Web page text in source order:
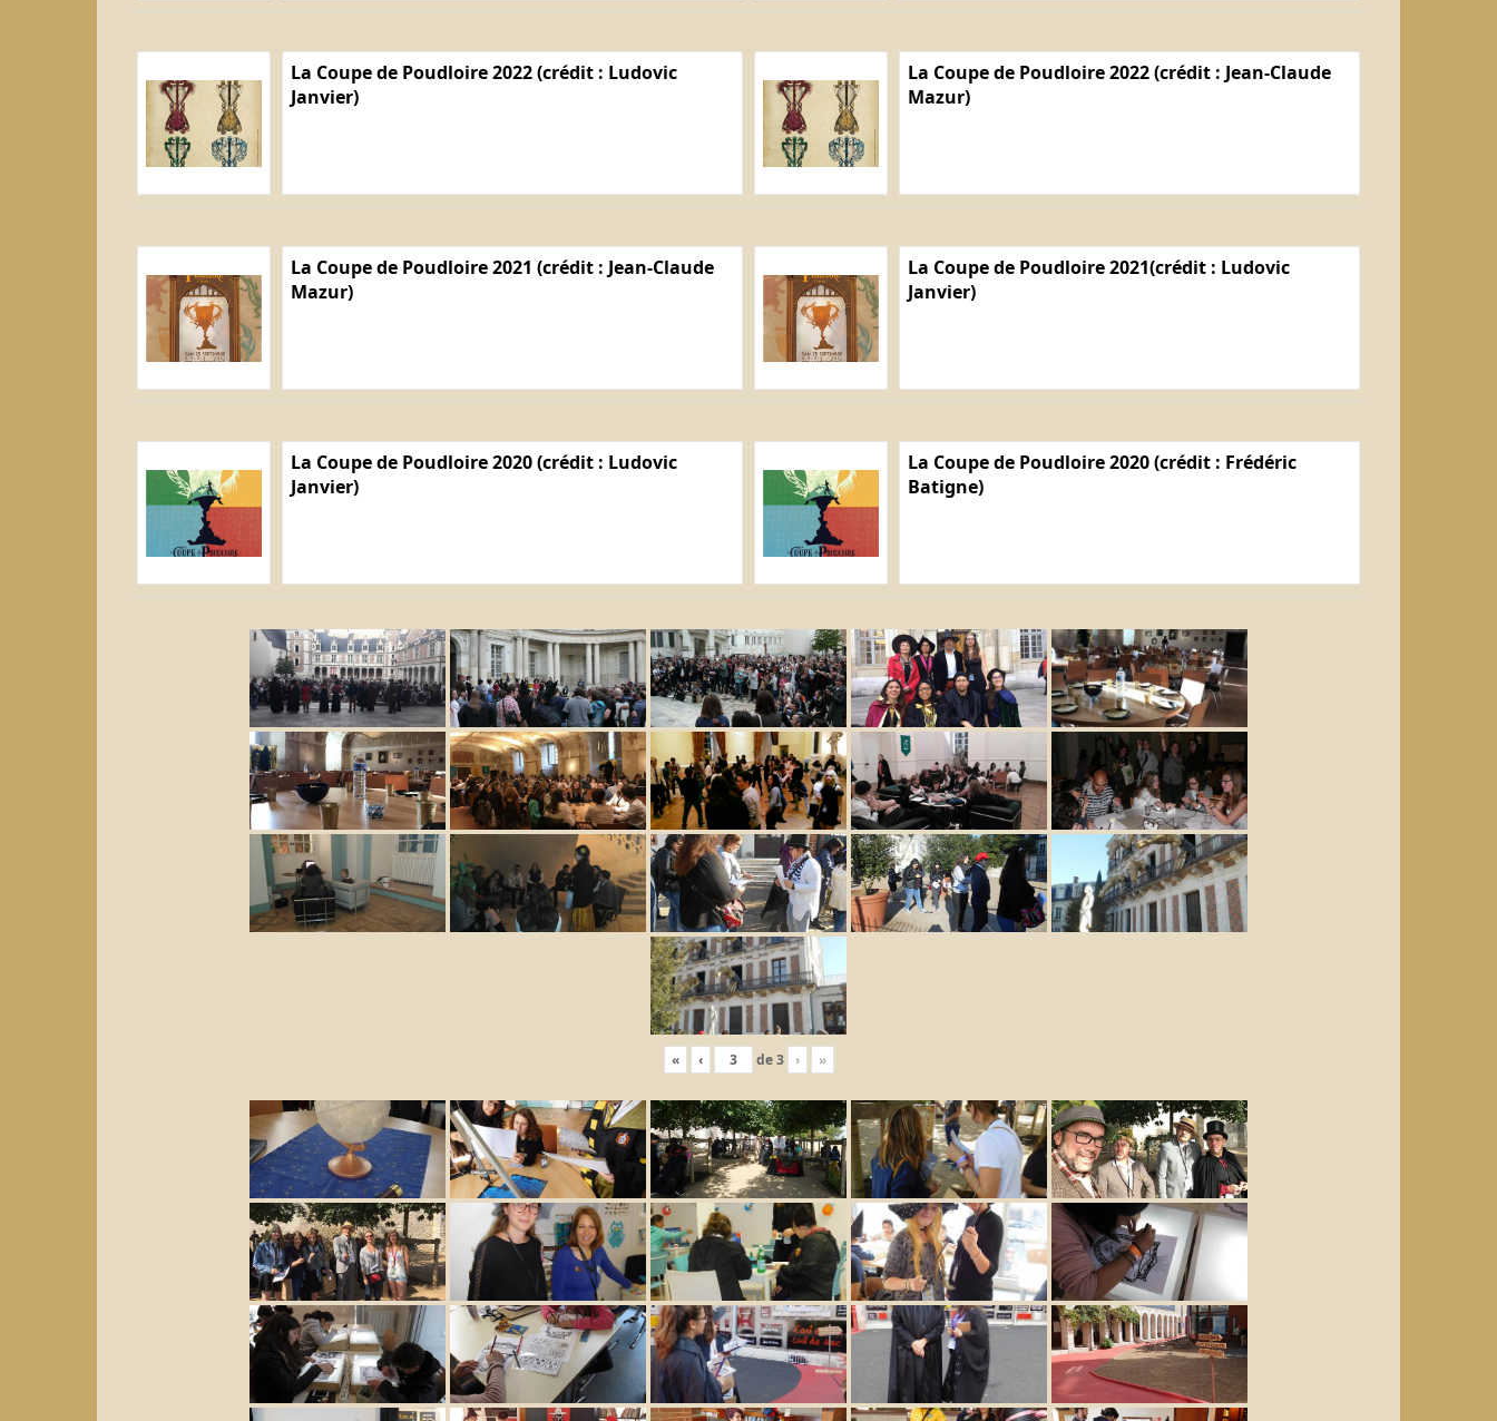
La Coupe de Poudloire 2022 (crédit : Ludovic
Janvier)
La Coupe de Poudloire 2022 (crédit : Jean-Claude
Mazur)
La Coupe de Poudloire 2021 (crédit : Jean-Claude
Mazur)
La Coupe de Poudloire 2021(crédit : Ludovic
Janvier)
La Coupe de Poudloire 2020 (crédit : Ludovic
Janvier)
La Coupe de Poudloire 2020 (crédit : Frédéric
Batigne)
« ‹ de3 › »